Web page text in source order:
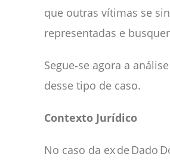
que outras vítimas se
representadas e
Segue‑se agora a
desse tipo de caso.
Contexto Jurídico
No caso da ex de Dado